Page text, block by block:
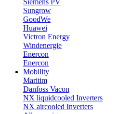
Siemens PV
Sungrow
GoodWe
Huawei
Victron Energy
Windenergie
Enercon
Enercon
Mobility
Maritim
Danfoss Vacon
NX liquidcooled Inverters
NX aircooled Inverters